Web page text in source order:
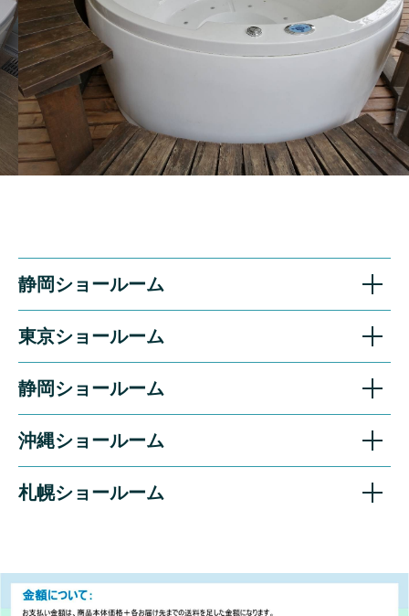
静岡ショールーム
東京ショールーム
静岡ショールーム
沖縄ショールーム
札幌ショールーム